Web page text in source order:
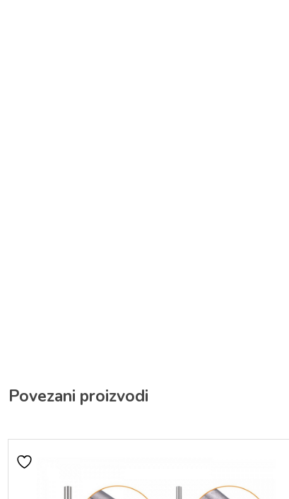
Povezani proizvodi